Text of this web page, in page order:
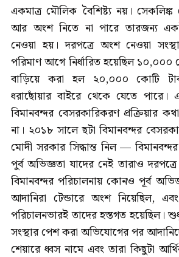
একমাত্র মৌলিক বৈশিষ্ট্য নয়। সেকলিঙ্ক
আর অংশ নিতে না পারে তারজন্য
নেওয়া হয়। দরপত্রে অংশ নেওয়া
পরিমাণ আগে নির্ধারিত হয়েছিল ১০,০০০
বাড়িয়ে করা হল ২০,০০০ কোটি
ধরাছোঁয়ার বাইরে থেকে যেতে পারে।
বিমানবন্দর বেসরকারিকরণ প্রক্রিয়ার
না। ২০১৮ সালে ছটা বিমানবন্দর
মোদী সরকার সিদ্ধান্ত নিল —
পুর্ব অভিজ্ঞতা যাদের নেই তারাও
বিমানবন্দর পরিচালনায় কোনও পূর্ব
আদানিরা টেন্ডারে অংশ নিয়েছিল,
পরিচালনভারই তাদের হস্তগত হয়েছিল।
সংস্থার পেশ করা অভিযোগের পর
শেয়ারে ধ্বস নামে এবং তারা কিছুটা